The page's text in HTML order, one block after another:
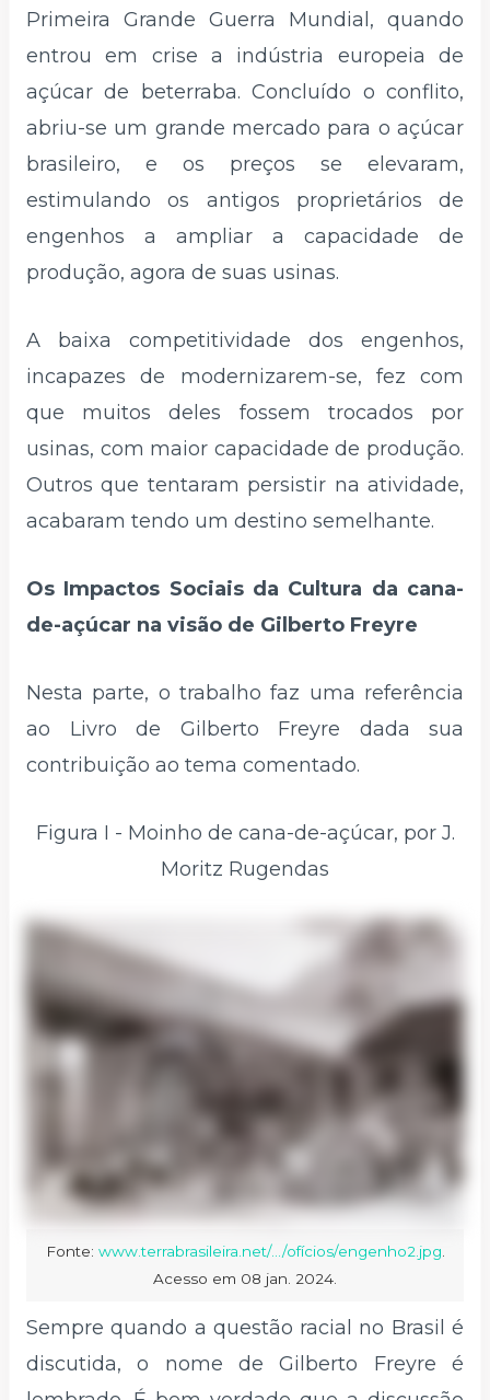
Primeira Grande Guerra Mundial, quando
entrou em crise a indústria europeia de
açúcar de beterraba. Concluído o conflito,
abriu-se um grande mercado para o açúcar
brasileiro, e os preços se elevaram,
estimulando os antigos proprietários de
engenhos a ampliar a capacidade de
produção, agora de suas usinas.
A baixa competitividade dos engenhos,
incapazes de modernizarem-se, fez com
que muitos deles fossem trocados por
usinas, com maior capacidade de produção.
Outros que tentaram persistir na atividade,
acabaram tendo um destino semelhante.
Os Impactos Sociais da Cultura da cana-
de-açúcar na visão de Gilberto Freyre
Nesta parte, o trabalho faz uma referência
ao Livro de Gilberto Freyre dada sua
contribuição ao tema comentado.
Figura I - Moinho de cana-de-açúcar, por J.
Moritz Rugendas
Fonte: www.terrabrasileira.net/.../ofícios/engenho2.jpg
Acesso em 08 jan. 2024.
Sempre quando a questão racial no Brasil é
discutida, o nome de Gilberto Freyre é